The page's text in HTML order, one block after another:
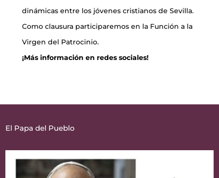
dinámicas entre los jóvenes cristianos de Sevilla.
Como clausura participaremos en la Función a la
Virgen del Patrocinio.
¡Más información en redes sociales!
El Papa del Pueblo